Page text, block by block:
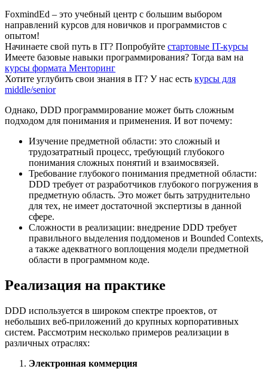
FoxmindEd – это учебный центр с большим выбором
направлений курсов для новичков и программистов с
опытом!
Начинаете свой путь в IТ? Попробуйте стартовые IT-курсы
Имеете базовые навыки программирования? Тогда вам на
курсы формата Менторинг
Хотите углубить свои знания в IТ? У нас есть курсы для
middle/senior
Однако, DDD программирование может быть сложным
подходом для понимания и применения. И вот почему:
Изучение предметной области: это сложный и
трудозатратный процесс, требующий глубокого
понимания сложных понятий и взаимосвязей.
Требование глубокого понимания предметной области:
DDD требует от разработчиков глубокого погружения в
предметную область. Это может быть затруднительно
для тех, не имеет достаточной экспертизы в данной
сфере.
Сложности в реализации: внедрение DDD требует
правильного выделения поддоменов и Bounded Contexts,
а также адекватного воплощения модели предметной
области в программном коде.
Реализация на практике
DDD используется в широком спектре проектов, от
небольших веб-приложений до крупных корпоративных
систем. Рассмотрим несколько примеров реализации в
различных отраслях:
Электронная коммерция